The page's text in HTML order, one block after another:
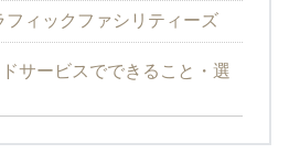
フィックファシリティーズ
サービスでできること・選